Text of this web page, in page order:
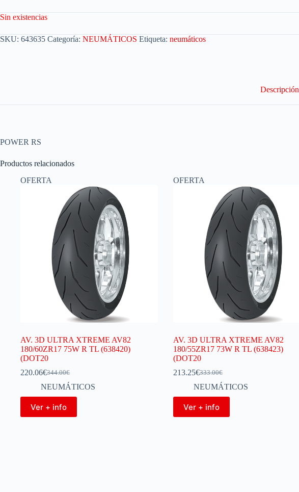
Sin existencias
SKU: 643635 Categoría: NEUMÁTICOS Etiqueta: neumáticos
Descripción
POWER RS
Productos relacionados
OFERTA
AV. 3D ULTRA XTREME AV82
180/60ZR17 75W R TL (638420)
(DOT20
344.00€
220.06€
NEUMÁTICOS
Ver + info
OFERTA
AV. 3D ULTRA XTREME AV82
180/55ZR17 73W R TL (638423)
(DOT20
333.00€
213.25€
NEUMÁTICOS
Ver + info